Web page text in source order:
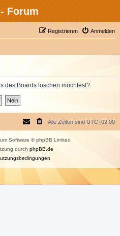
Forum
Anmelden
Registrieren
des Boards löschen möchtest?
Alle Zeiten sind UTC+02:00
Software © phpBB Limited
durch phpBB.de